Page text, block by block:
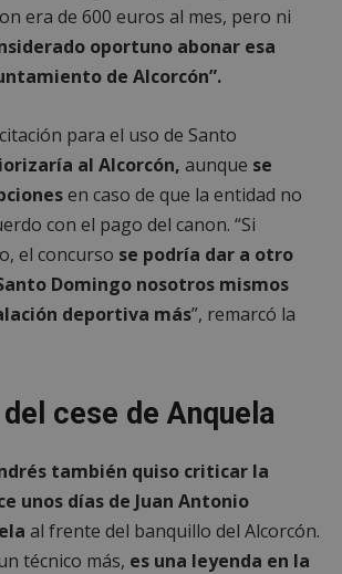
era de 600 euros al mes, pero ni
oportuno abonar esa
de Alcorcón”.
para el uso de Santo
al Alcorcón, aunque se
en caso de que la entidad no
con el pago del canon. “Si
el concurso se podría dar a otro
Domingo nosotros mismos
deportiva más”, remarcó la
cese de Anquela
también quiso criticar la
unos días de Juan Antonio
al frente del banquillo del Alcorcón.
técnico más, es una leyenda en la
Cookies de rendimiento
Cookies de preferencias
Cookies de funcionalidad
Cookies no clasificadas
estrictamente necesarias permiten la
principal del sitio web, como el
no se puede utilizar correctamente sin
PHP.net